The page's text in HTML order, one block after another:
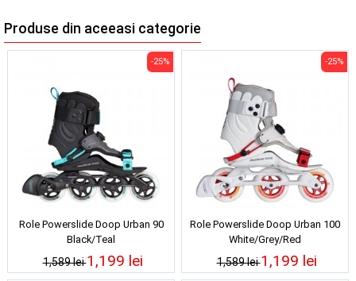
Produse din aceeasi categorie
Role Powerslide Doop Urban 90
Black/Teal
1,589 lei
-25%
1,199 lei
Role Powerslide Doop Urban 100
White/Grey/Red
1,589 lei
-25%
1,199 lei